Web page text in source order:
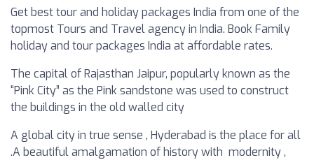
Get best tour and holiday packages India from one of the
topmost Tours and Travel agency in India. Book Family
holiday and tour packages India at affordable rates.
The capital of Rajasthan Jaipur, popularly known as the
“Pink City” as the Pink sandstone was used to construct
the buildings in the old walled city
A global city in true sense , Hyderabad is the place for all
.A beautiful amalgamation of history with modernity ,